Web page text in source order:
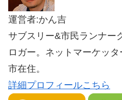
運営者:かん吉
サブスリー&市民ランナー
ロガー。ネットマーケッ
市在住。
詳細プロフィールこちら